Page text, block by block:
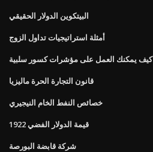
البيتكوين الدولار الحقيقي
أمثلة استراتيجيات تداول الزوج
كيف يمكنك العمل على مؤشرات كسور سلبية
قانون التجارة الحرة ماليزيا
خصائص النفط الخام النيجيري
قيمة الدولار الفضي 1922
شركة قابضة البورصة